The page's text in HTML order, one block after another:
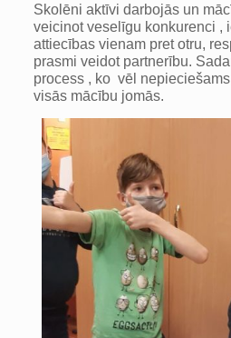
Skolēni aktīvi darbojās un
veicinot veselīgu konkurenci ,
attiecības vienam pret otru,
prasmi veidot partnerību.
process , ko vēl
visās mācību jomās.